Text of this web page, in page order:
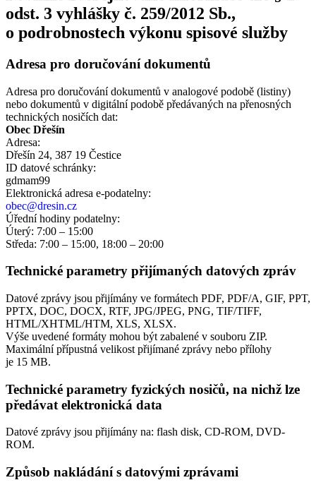
odst. 3 vyhlášky č. 259/2012 Sb.,
o podrobnostech výkonu spisové služby
Adresa pro doručování dokumentů
Adresa pro doručování dokumentů v analogové podobě (listiny)
nebo dokumentů v digitální podobě předávaných na přenosných
technických nosičích dat:
Obec Dřešín
Adresa:
Dřešín 24, 387 19 Čestice
ID datové schránky:
gdmam99
Elektronická adresa e‑podatelny:
obec@dresin.cz
Úřední hodiny podatelny:
Úterý: 7:00 – 15:00
Středa: 7:00 – 15:00, 18:00 – 20:00
Technické parametry přijímaných datových zpráv
Datové zprávy jsou přijímány ve formátech PDF, PDF/A, GIF, PPT,
PPTX, DOC, DOCX, RTF, JPG/JPEG, PNG, TIF/TIFF,
HTML/XHTML/HTM, XLS, XLSX.
Výše uvedené formáty mohou být zabalené v souboru ZIP.
Maximální přípustná velikost přijímané zprávy nebo přílohy
je 15 MB.
Technické parametry fyzických nosičů, na nichž lze
předávat elektronická data
Datové zprávy jsou přijímány na: flash disk, CD-ROM, DVD-
ROM.
Způsob nakládání s datovými zprávami